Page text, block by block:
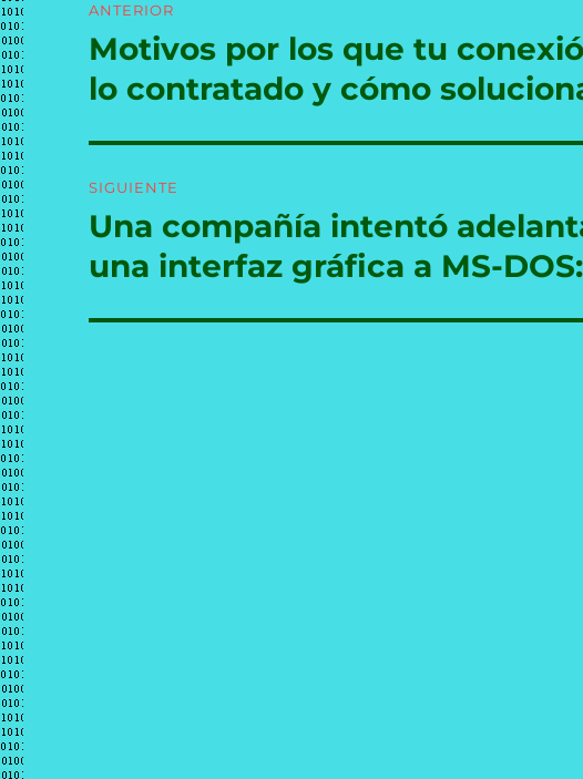
de
entradas
ANTERIOR
Entrada
anterior:
Motivos por los que tu
lo contratado y cómo
SIGUIENTE
Entrada
siguiente:
Una compañía intentó
una interfaz gráfica a MS-